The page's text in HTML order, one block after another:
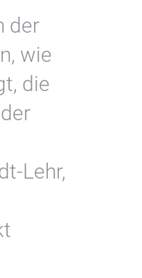
der
wie
die
Lehr,